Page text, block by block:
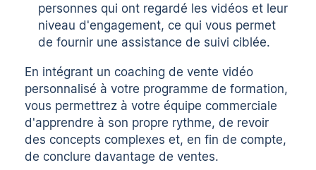
personnes qui ont regardé les vidéos et leur
niveau d'engagement, ce qui vous permet
de fournir une assistance de suivi ciblée.
En intégrant un coaching de vente vidéo
personnalisé à votre programme de formation,
vous permettrez à votre équipe commerciale
d'apprendre à son propre rythme, de revoir
des concepts complexes et, en fin de compte,
de conclure davantage de ventes.